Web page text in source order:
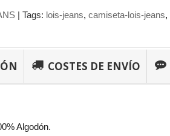
| Tags: lois-jeans camiseta-lois-jeans
COSTES DE ENVÍO
Algodón.